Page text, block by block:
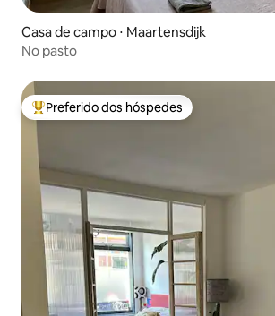
Casa de campo ⋅ Maartensdijk
No pasto
Entre os melhores preferidos dos hóspedes
Preferido dos hóspedes